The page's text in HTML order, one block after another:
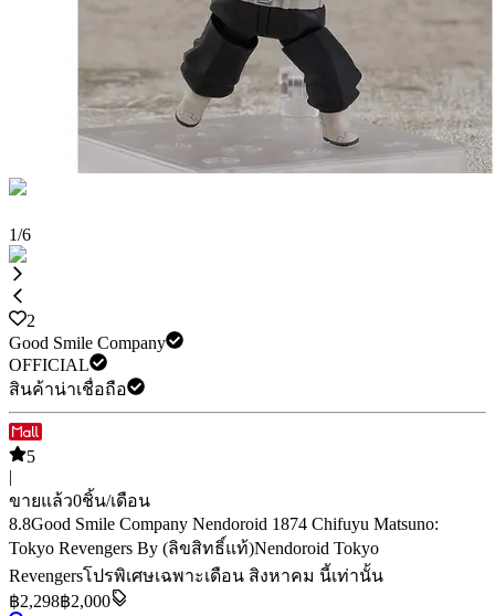
1/6
2
Good Smile Company
OFFICIAL
สินค้าน่าเชื่อถือ
5
|
ขายแล้ว0ชิ้น/เดือน
8.8Good Smile Company Nendoroid 1874 Chifuyu Matsuno:
Tokyo Revengers By (ลิขสิทธิ์แท้)Nendoroid Tokyo
Revengersโปรพิเศษเฉพาะเดือน สิงหาคม นี้เท่านั้น
฿2,298฿2,000